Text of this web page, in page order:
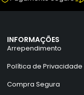
INFORMAÇÕES
Arrependimento
Política de Privacidade
Compra Segura